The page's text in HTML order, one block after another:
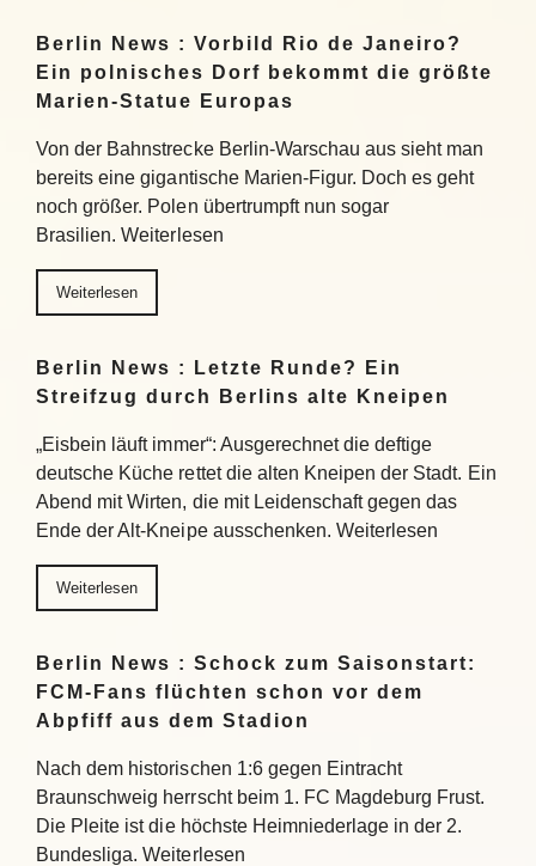
Berlin News : Vorbild Rio de Janeiro?
Ein polnisches Dorf bekommt die größte
Marien-Statue Europas
Von der Bahnstrecke Berlin-Warschau aus sieht man
bereits eine gigantische Marien-Figur. Doch es geht
noch größer. Polen übertrumpft nun sogar
Brasilien. Weiterlesen
Weiterlesen
Berlin News : Letzte Runde? Ein
Streifzug durch Berlins alte Kneipen
„Eisbein läuft immer“: Ausgerechnet die deftige
deutsche Küche rettet die alten Kneipen der Stadt. Ein
Abend mit Wirten, die mit Leidenschaft gegen das
Ende der Alt-Kneipe ausschenken. Weiterlesen
Weiterlesen
Berlin News : Schock zum Saisonstart:
FCM-Fans flüchten schon vor dem
Abpfiff aus dem Stadion
Nach dem historischen 1:6 gegen Eintracht
Braunschweig herrscht beim 1. FC Magdeburg Frust.
Die Pleite ist die höchste Heimniederlage in der 2.
Bundesliga. Weiterlesen